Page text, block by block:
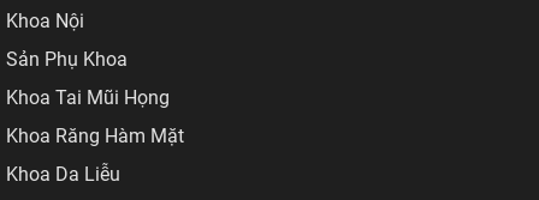
Khoa Nội
Sản Phụ Khoa
Khoa Tai Mũi Họng
Khoa Răng Hàm Mặt
Khoa Da Liễu